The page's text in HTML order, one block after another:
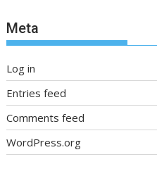
Meta
Log in
Entries feed
Comments feed
WordPress.org